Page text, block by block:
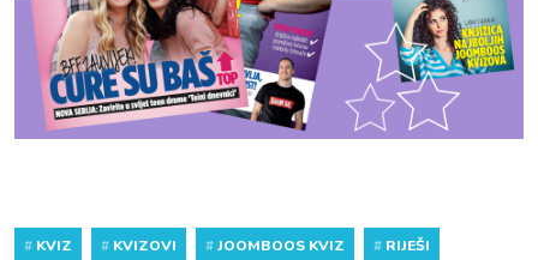
# KVIZ # KVIZOVI #JOOMBOOS KVIZ # RIJEŠI